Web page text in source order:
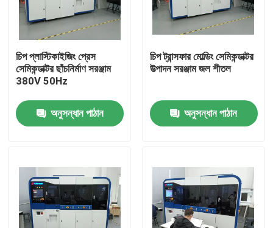
পণ্য
ভিডিও
চিপ প্লাস্টিকাইজিং প্রেস
সেমিকন্ডাক্টর ছাঁচনির্মাণ সরঞ্জাম
380V 50Hz
অনুসন্ধান পাঠান
চিপ ট্রান্সফার মোল্ডিং সেমিকন্ডাক্টর
উত্পাদন সরঞ্জাম জল শীতল
অনুসন্ধান পাঠান